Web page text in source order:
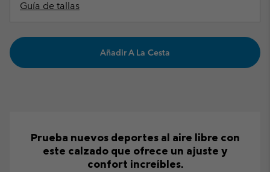
Guía de tallas
Añadir A La Cesta
Prueba nuevos deportes al aire libre con
este calzado que ofrece un ajuste y
confort increíbles.